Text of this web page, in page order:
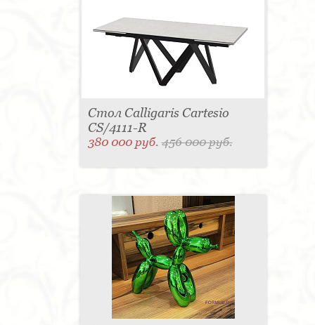
Стол Calligaris Cartesio
CS/4111-R
380 000 руб.456 000 руб.